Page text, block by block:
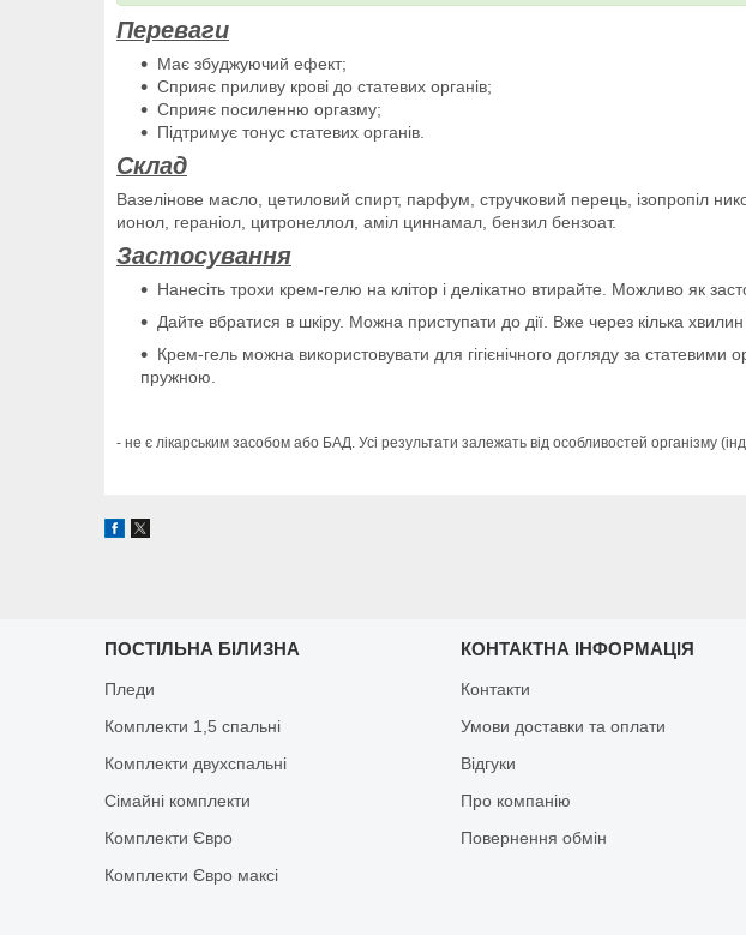
Переваги
Має збуджуючий ефект;
Сприяє приливу крові до статевих органів;
Сприяє посиленню оргазму;
Підтримує тонус статевих органів.
Склад
Вазелінове масло, цетиловий спирт, парфум, стручковий перець, ізопропіл
ионол, гераніол, цитронеллол, аміл циннамал, бензил бензоат.
Застосування
Нанесіть трохи крем-гелю на клітор і делікатно втирайте. Можливо як
Дайте вбратися в шкіру. Можна приступати до дії. Вже через кілька
Крем-гель можна використовувати для гігієнічного догляду за статевими
пружною.
- не є лікарським засобом або БАД. Усі результати залежать від особливостей організму
ПОСТІЛЬНА БІЛИЗНА
Пледи
Комплекти 1,5 спальні
Комплекти двухспальні
Сімайні комплекти
Комплекти Євро
Комплекти Євро максі
КОНТАКТНА ІНФОРМАЦІЯ
Контакти
Умови доставки та оплати
Відгуки
Про компанію
Повернення обмін